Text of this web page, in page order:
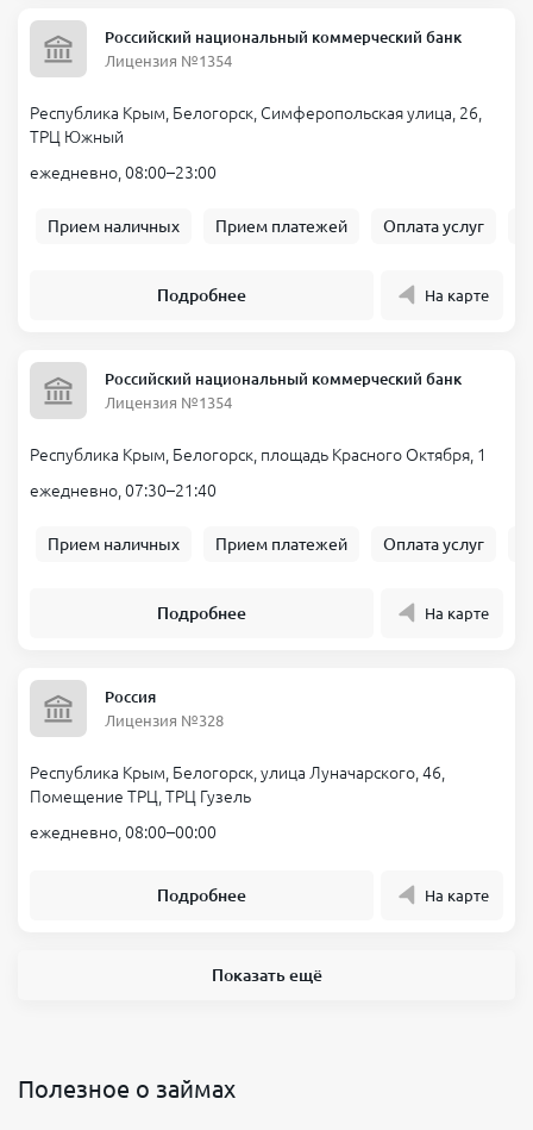
продления договора.
Первый займ без процентов — реально!
А для новых клиентов многие организации практикуют займы
без процентов. Это означает, что если вы взяли 5000 рублей и
Без очередей, справок и визитов в офис.
уже прямо сейчас через пару минут, даже ночью.
Банкпрофи ру
Сергеева Марина Александровна
Посмотреть все публикации
работают по лицензии ЦБ РФ. Внимательно читайте условия
РФ.
Российский национальный коммерческий банк
Лицензия №1354
Республика Крым, Белогорск, Симферопольская улица, 26,
ТРЦ Южный
ежедневно, 08:00–23:00
Прием наличных Прием платежей Оплата услуг
Подробнее На карте
Российский национальный коммерческий банк
Лицензия №1354
Республика Крым, Белогорск, площадь Красного Октября, 1
ежедневно, 07:30–21:40
Прием наличных Прием платежей Оплата услуг
Подробнее На карте
Россия
Лицензия №328
Республика Крым, Белогорск, улица Луначарского, 46,
Помещение ТРЦ, ТРЦ Гузель
ежедневно, 08:00–00:00
Подробнее На карте
Показать ещё
Полезное о займах